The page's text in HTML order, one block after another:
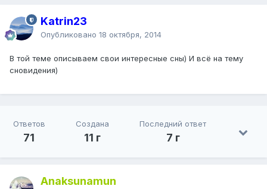
Katrin23
Опубликовано 18 октября, 2014
В той теме описываем свои интересные сны) И всё на тему
сновидения)
Ответов
71
Создана
11 г
Последний ответ
7 г
Anaksunamun